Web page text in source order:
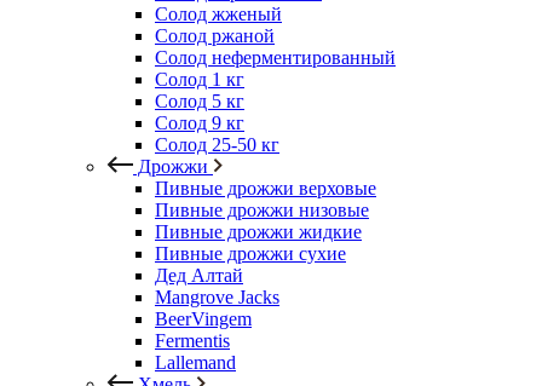
Солод жженый
Солод ржаной
Солод неферментированный
Солод 1 кг
Солод 5 кг
Солод 9 кг
Солод 25-50 кг
Дрожжи
Пивные дрожжи верховые
Пивные дрожжи низовые
Пивные дрожжи жидкие
Пивные дрожжи сухие
Дед Алтай
Mangrove Jacks
BeerVingem
Fermentis
Lallemand